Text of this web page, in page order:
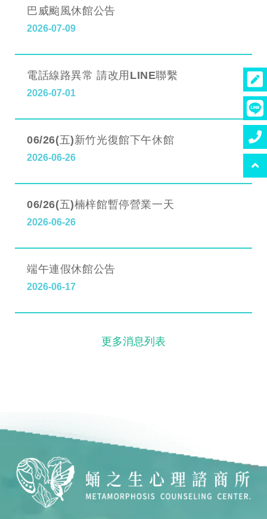
巴威颱風休館公告
2026-07-09
電話線路異常 請改用LINE聯繫
2026-07-01
06/26(五)新竹光復館下午休館
2026-06-26
06/26(五)楠梓館暫停營業一天
2026-06-26
端午連假休館公告
2026-06-17
更多消息列表